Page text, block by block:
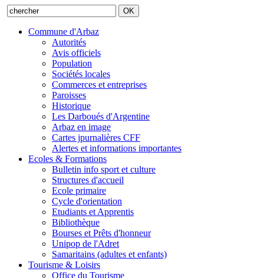
Commune d'Arbaz
Autorités
Avis officiels
Population
Sociétés locales
Commerces et entreprises
Paroisses
Historique
Les Darboués d'Argentine
Arbaz en image
Cartes jpurnalières CFF
Alertes et informations importantes
Ecoles & Formations
Bulletin info sport et culture
Structures d'accueil
Ecole primaire
Cycle d'orientation
Etudiants et Apprentis
Bibliothèque
Bourses et Prêts d'honneur
Unipop de l'Adret
Samaritains (adultes et enfants)
Tourisme & Loisirs
Office du Tourisme